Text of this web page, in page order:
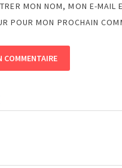
MON NOM, MON E-MAIL
POUR MON PROCHAIN